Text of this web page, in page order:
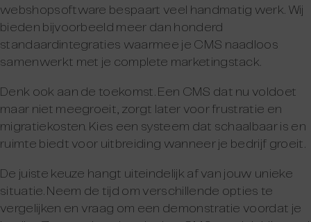
webshopsoftware bespaart veel handmatig werk. Wij
bieden bijvoorbeeld meer dan honderd
standaardintegraties waarmee je CMS naadloos
samenwerkt met je complete marketingstack.
Denk ook aan de toekomst. Een CMS dat nu voldoet
maar niet meegroeit, zorgt later voor frustratie en
migratiekosten. Kies een systeem dat schaalbaar is en
ruimte biedt voor uitbreiding wanneer je bedrijf groeit.
De juiste keuze hangt uiteindelijk af van jouw unieke
situatie. Neem de tijd om verschillende opties te
vergelijken en vraag om een demonstratie voordat je